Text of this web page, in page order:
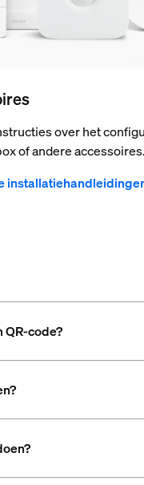
over het
of andere accessoires.
QR-code?